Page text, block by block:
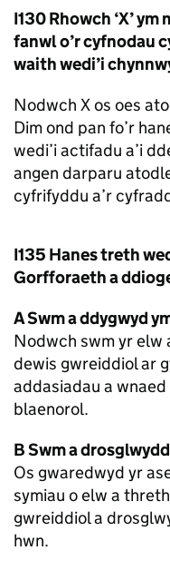
I130 Rhowch ‘X’
fanwl o’r cyfnodau
waith wedi’i
Nodwch X os oes
Dim ond pan fo’r
wedi’i actifadu a’i
angen darparu
cyfrifyddu a’r
I135 Hanes treth
Gorfforaeth a
A Swm a ddygwyd
Nodwch swm yr elw
dewis gwreiddiol ar
addasiadau a
blaenorol.
B Swm a
Os gwaredwyd yr
symiau o elw a
gwreiddiol a
hwn.